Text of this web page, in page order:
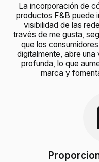
La incorporación de
productos F&B puede
visibilidad de las
través de me gusta,
que los
digitalmente, abre una
profunda, lo que
marca y